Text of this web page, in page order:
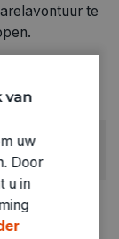
te
van
uw
Door
u in